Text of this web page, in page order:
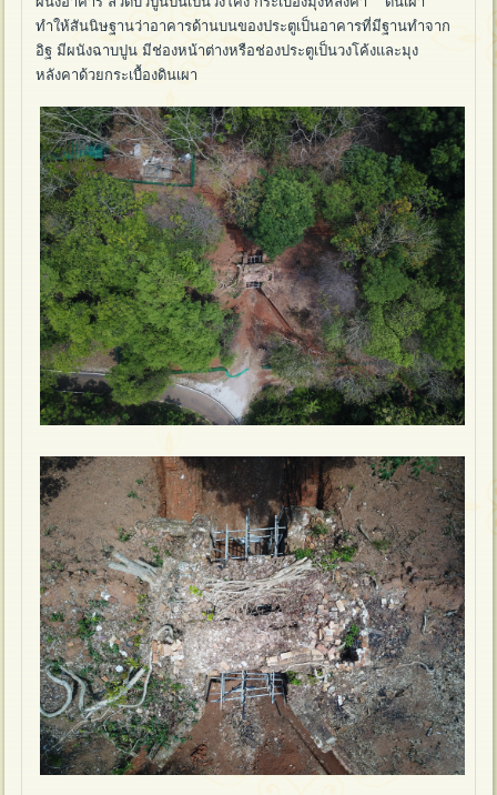
ทำให้สันนิษฐานว่าอาคารด้านบนของประตูเป็นอาคารที่มีฐานทำจาก
อิฐ มีผนังฉาบปูน มีช่องหน้าต่างหรือช่องประตูเป็นวงโค้งและมุง
หลังคาด้วยกระเบื้องดินเผา